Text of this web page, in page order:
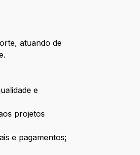
atuando de
e
projetos
e pagamentos;